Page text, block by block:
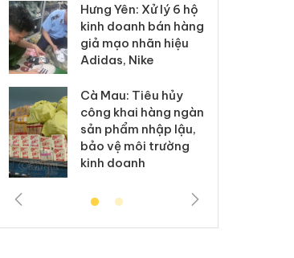
Hưng Yên: Xử lý 6 hộ
kinh doanh bán hàng
giả mạo nhãn hiệu
Adidas, Nike
Cà Mau: Tiêu hủy
công khai hàng ngàn
sản phẩm nhập lậu,
bảo vệ môi trường
kinh doanh